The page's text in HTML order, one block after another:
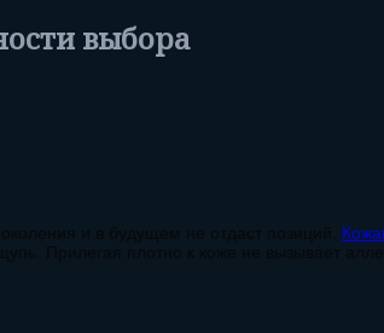
выбора
и в будущем не отдаст позиций.
Прилегая плотно к коже не вызывает